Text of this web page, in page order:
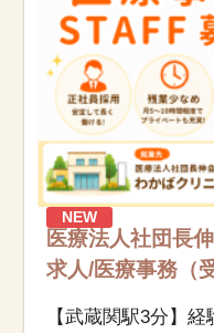
NEW
医療法人社団長
求人/医療事務（
【武蔵関駅3分】